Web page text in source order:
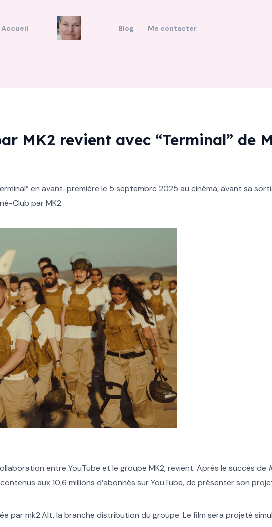
Accueil Blog Me contacter
MK2 revient avec “Terminal” de
en avant-première le 5 septembre 2025 au cinéma, avant sa
Club par MK2.
entre YouTube et le groupe MK2, revient. Après le succès de
aux 10,6 millions d’abonnés sur YouTube, de présenter son
par mk2.Alt, la branche distribution du groupe. Le film sera projeté